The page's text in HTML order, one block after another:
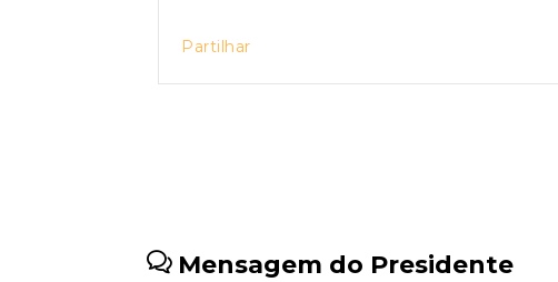
Partilhar
Mensagem do Presidente